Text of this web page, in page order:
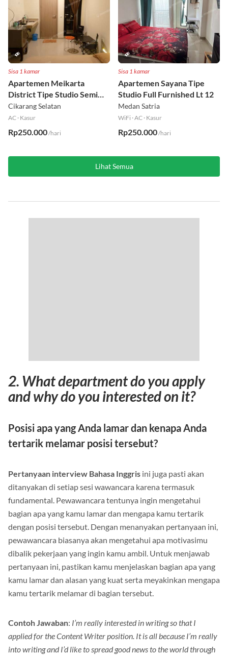
Sisa 1 kamar
Apartemen Meikarta
District Tipe Studio Semi
Furnished Lt 1
Cikarang Selatan
AC · Kasur
Rp250.000/hari
Sisa 1 kamar
Apartemen Sayana Tipe
Studio Full Furnished Lt 12
Medan Satria
WiFi ·AC · Kasur
Rp250.000/hari
Lihat Semua
2. What department do you apply
and why do you interested on it?
Posisi apa yang Anda lamar dan kenapa Anda
tertarik melamar posisi tersebut?
Pertanyaan interview Bahasa Inggris ini juga pasti akan
ditanyakan di setiap sesi wawancara karena termasuk
fundamental. Pewawancara tentunya ingin mengetahui
bagian apa yang kamu lamar dan mengapa kamu tertarik
dengan posisi tersebut. Dengan menanyakan pertanyaan ini,
pewawancara biasanya akan mengetahui apa motivasimu
dibalik pekerjaan yang ingin kamu ambil. Untuk menjawab
pertanyaan ini, pastikan kamu menjelaskan bagian apa yang
kamu lamar dan alasan yang kuat serta meyakinkan mengapa
kamu tertarik melamar di bagian tersebut.
Contoh Jawaban: I’m really interested in writing so that I
applied for the Content Writer position. It is all because I’m really
into writing and I’d like to spread good news to the world through